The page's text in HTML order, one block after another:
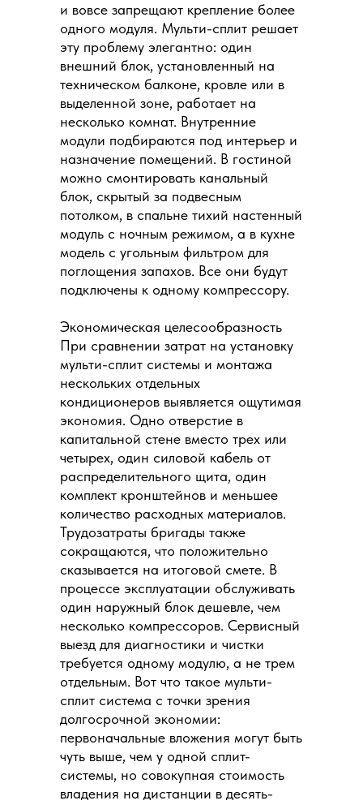
и вовсе запрещают крепление более
одного модуля. Мульти-сплит решает
эту проблему элегантно: один
внешний блок, установленный на
техническом балконе, кровле или в
выделенной зоне, работает на
несколько комнат. Внутренние
модули подбираются под интерьер и
назначение помещений. В гостиной
можно смонтировать канальный
блок, скрытый за подвесным
потолком, в спальне тихий настенный
модуль с ночным режимом, а в кухне
модель с угольным фильтром для
поглощения запахов. Все они будут
подключены к одному компрессору.
Экономическая целесообразность
При сравнении затрат на установку
мульти-сплит системы и монтажа
нескольких отдельных
кондиционеров выявляется ощутимая
экономия. Одно отверстие в
капитальной стене вместо трех или
четырех, один силовой кабель от
распределительного щита, один
комплект кронштейнов и меньшее
количество расходных материалов.
Трудозатраты бригады также
сокращаются, что положительно
сказывается на итоговой смете. В
процессе эксплуатации обслуживать
один наружный блок дешевле, чем
несколько компрессоров. Сервисный
выезд для диагностики и чистки
требуется одному модулю, а не трем
отдельным. Вот что такое мульти-
сплит система с точки зрения
долгосрочной экономии:
первоначальные вложения могут быть
чуть выше, чем у одной сплит-
системы, но совокупная стоимость
владения на дистанции в десять-